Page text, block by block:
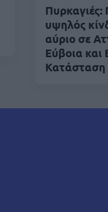
Πυρκαγιές:
υψηλός
αύριο σε
Εύβοια και
Κατάσταση